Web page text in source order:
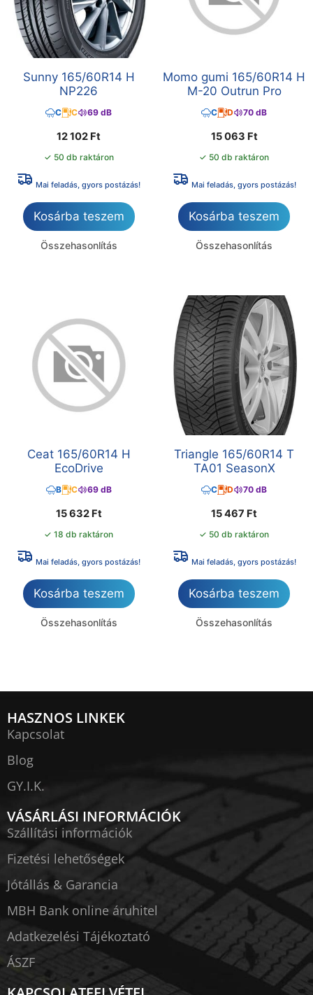
Sunny 165/60R14 H
NP226
C C 69 dB
12 102 Ft
✓ 50 db raktáron
Mai feladás, gyors postázás!
Kosárba teszem
Összehasonlítás
Momo gumi 165/60R14 H
M-20 Outrun Pro
C D 70 dB
15 063 Ft
✓ 50 db raktáron
Mai feladás, gyors postázás!
Kosárba teszem
Összehasonlítás
Ceat 165/60R14 H
EcoDrive
B C 69 dB
15 632 Ft
✓ 18 db raktáron
Mai feladás, gyors postázás!
Kosárba teszem
Összehasonlítás
Triangle 165/60R14 T
TA01 SeasonX
C D 70 dB
15 467 Ft
✓ 50 db raktáron
Mai feladás, gyors postázás!
Kosárba teszem
Összehasonlítás
HASZNOS LINKEK
Kapcsolat
Blog
GY.I.K.
VÁSÁRLÁSI INFORMÁCIÓK
Szállítási információk
Fizetési lehetőségek
Jótállás & Garancia
MBH Bank online áruhitel
Adatkezelési Tájékoztató
ÁSZF